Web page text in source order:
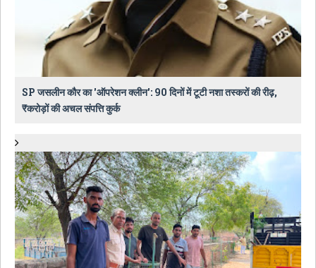
SP जसलीन कौर का 'ऑपरेशन क्लीन': 90 दिनों में टूटी नशा तस्करों की रीढ़,
₹करोड़ों की अचल संपत्ति कुर्क